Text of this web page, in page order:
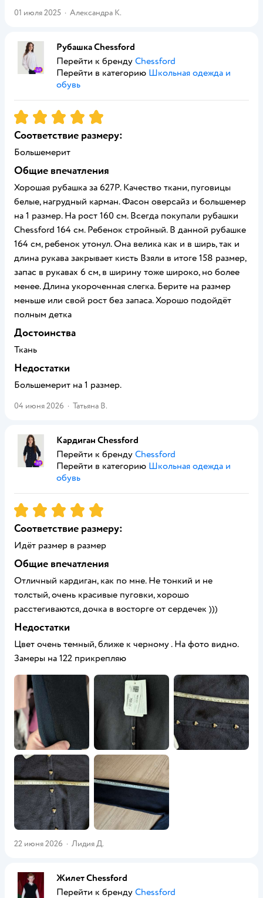
01 июля 2025 · Александра К.
Рубашка Chessford
Перейти к бренду Chessford
Перейти в категорию Школьная одежда и
обувь
Рейтинг:5
Соответствие размеру:
Большемерит
Общие впечатления
Хорошая рубашка за 627Р. Качество ткани, пуговицы
белые, нагрудный карман. Фасон оверсайз и большемер
на 1 размер. На рост 160 см. Всегда покупали рубашки
Chessford 164 см. Ребенок стройный. В данной рубашке
164 см, ребенок утонул. Она велика как и в ширь, так и
длина рукава закрывает кисть Взяли в итоге 158 размер,
запас в рукавах 6 см, в ширину тоже широко, но более
менее. Длина укороченная слегка. Берите на размер
меньше или свой рост без запаса. Хорошо подойдёт
полным детка
Достоинства
Ткань
Недостатки
Большемерит на 1 размер.
04 июня 2026 · Татьяна В.
Кардиган Chessford
Перейти к бренду Chessford
Перейти в категорию Школьная одежда и
обувь
Рейтинг:5
Соответствие размеру:
Идёт размер в размер
Общие впечатления
Отличный кардиган, как по мне. Не тонкий и не
толстый, очень красивые пуговки, хорошо
расстегиваются, дочка в восторге от сердечек )))
Недостатки
Цвет очень темный, ближе к черному . На фото видно.
Замеры на 122 прикрепляю
22 июня 2026 · Лидия Д.
Жилет Chessford
Перейти к бренду Chessford